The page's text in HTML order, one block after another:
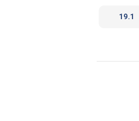
19.1